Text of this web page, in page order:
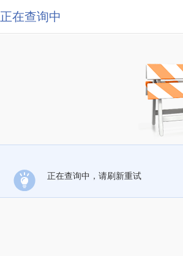
正在查询中
正在查询中，请刷新重试